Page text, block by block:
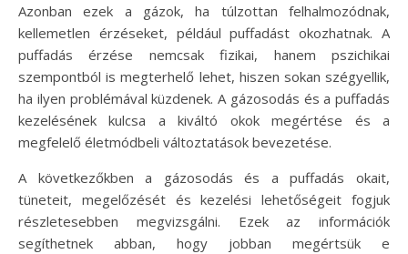
Azonban ezek a gázok, ha túlzottan felhalmozódnak,
kellemetlen érzéseket, például puffadást okozhatnak. A
puffadás érzése nemcsak fizikai, hanem pszichikai
szempontból is megterhelő lehet, hiszen sokan szégyellik,
ha ilyen problémával küzdenek. A gázosodás és a puffadás
kezelésének kulcsa a kiváltó okok megértése és a
megfelelő életmódbeli változtatások bevezetése.
A következőkben a gázosodás és a puffadás okait,
tüneteit, megelőzését és kezelési lehetőségeit fogjuk
részletesebben megvizsgálni. Ezek az információk
segíthetnek abban, hogy jobban megértsük e